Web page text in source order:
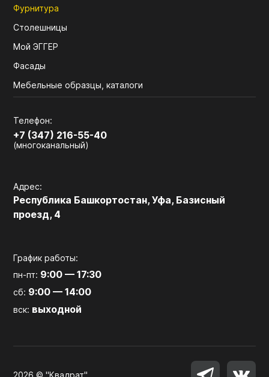
Фурнитура
Столешницы
Мой ЭГГЕР
Фасады
Мебельные образцы, каталоги
Телефон:
+7 (347) 216-55-40
(многоканальный)
Адрес:
Республика Башкортостан, Уфа, Базисный
проезд, 4
График работы:
пн-пт: 9:00 — 17:30
сб: 9:00 — 14:00
вск: выходной